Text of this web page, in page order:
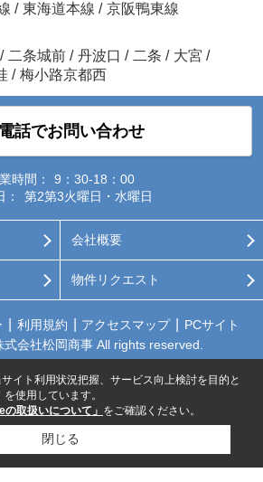
/ 東海道本線 / 京阪鴨東線
/ 二条城前 / 丹波口 / 二条 / 大宮 /
/ 梅小路京都西
電話でお問い合わせ
時間：
9：30-18：00
：
第2第3火曜日・水曜日
会社概要
物件リクエスト
利用規約 アクセスマップ
PCサイト
会社松岡商事 All rights reserved.
イト利用状況把握、サービス向上検討を目的と
使用しています。
の取扱いについて」 をご確認ください。
閉じる